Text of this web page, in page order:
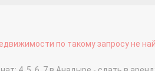
по такому запросу не